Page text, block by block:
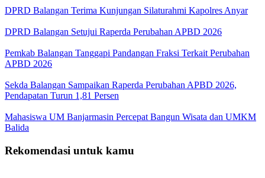
DPRD Balangan Terima Kunjungan Silaturahmi Kapolres Anyar
DPRD Balangan Setujui Raperda Perubahan APBD 2026
Pemkab Balangan Tanggapi Pandangan Fraksi Terkait Perubahan
APBD 2026
Sekda Balangan Sampaikan Raperda Perubahan APBD 2026,
Pendapatan Turun 1,81 Persen
Mahasiswa UM Banjarmasin Percepat Bangun Wisata dan UMKM
Balida
Rekomendasi untuk kamu